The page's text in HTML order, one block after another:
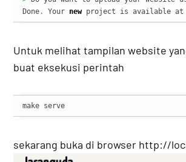
Done. Your new project is available at
Untuk melihat tampilan website
buat eksekusi perintah
make serve
sekarang buka di browser http://